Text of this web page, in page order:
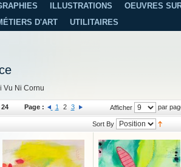
ILLUSTRATIONS
OEUVRES
D'ART UTILITAIRES
Vu Ni Cornu
24 Afficher par
Page : 1 2 3
Sort By